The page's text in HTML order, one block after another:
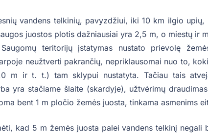
vandens telkinių, pavyzdžiui, iki 10 km ilgio
juostos plotis dažniausiai yra 2,5 m, o miestų ir
teritorijų įstatymas nustato prievolę
neužtverti pakrančių, nepriklausomai nuo to,
m ir t. t.) tam sklypui nustatyta. Tačiau tais
yra stačiame šlaite (skardyje), užtvėrimų
bent 1 m pločio žemės juosta, tinkama asmenims
kad 5 m žemės juosta palei vandens telkinį